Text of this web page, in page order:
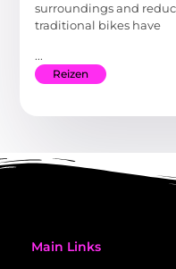
surroundings and
traditional bikes have
...
Reizen
Main Links